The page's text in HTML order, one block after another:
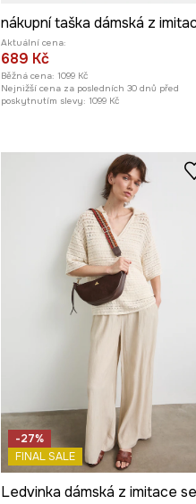
Aktuální cena:
689 Kč
Běžná cena: 1099 Kč
Nejnižší cena za posledních 30 dnů před
poskytnutím slevy: 1099 Kč
-27%
FINAL SALE